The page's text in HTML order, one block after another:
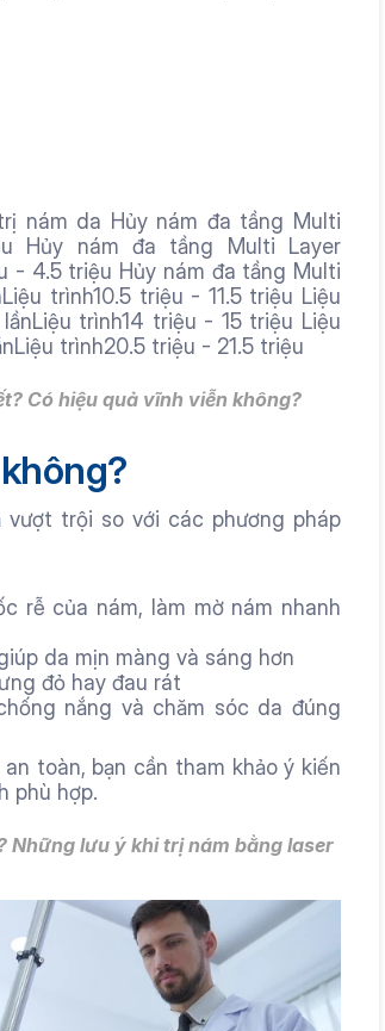
Hủy nám đa tầng Multi Layer
- 4.5 triệu Hủy nám đa tầng Multi
trình10.5 triệu - 11.5 triệu Liệu
trình14 triệu - 15 triệu Liệu
trình20.5 triệu - 21.5 triệu
? Có hiệu quả vĩnh viễn không?
trội so với các phương pháp
rễ của nám, làm mờ nám nhanh
da mịn màng và sáng hơn
đỏ hay đau rát
nắng và chăm sóc da đúng
toàn, bạn cần tham khảo ý kiến
phù hợp.
Những lưu ý khi trị nám bằng laser